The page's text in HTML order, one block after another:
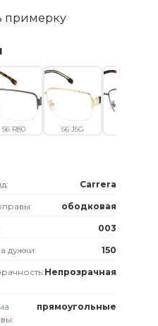
примерку
56 R80 56 J5G
Carrera
ободковая
003
дужки: 150
Непрозрачная
прямоугольные